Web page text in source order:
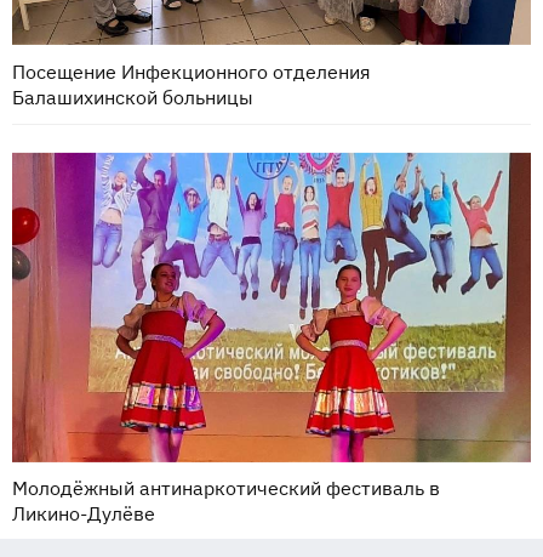
Посещение Инфекционного отделения
Балашихинской больницы
Молодёжный антинаркотический фестиваль в
Ликино-Дулёве